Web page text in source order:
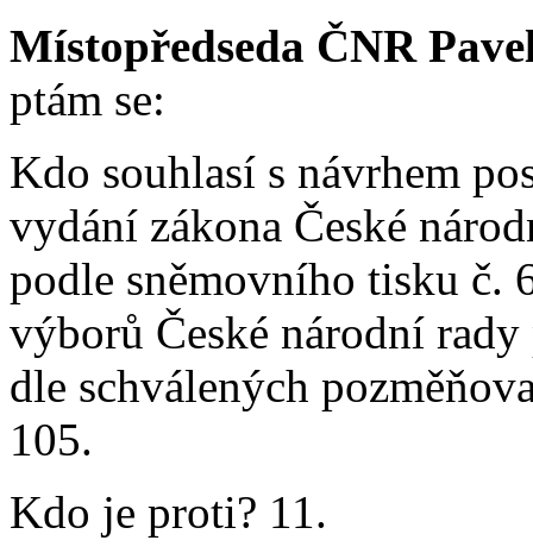
Místopředseda ČNR
ptám se:
Kdo souhlasí s návrhem
vydání zákona České
podle sněmovního tisku č.
výborů České národní
dle schválených
105.
Kdo je proti? 11.